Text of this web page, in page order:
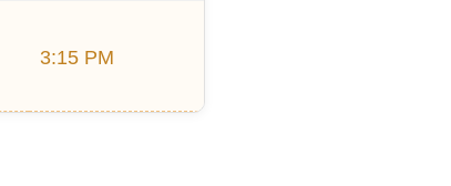
3:15 PM